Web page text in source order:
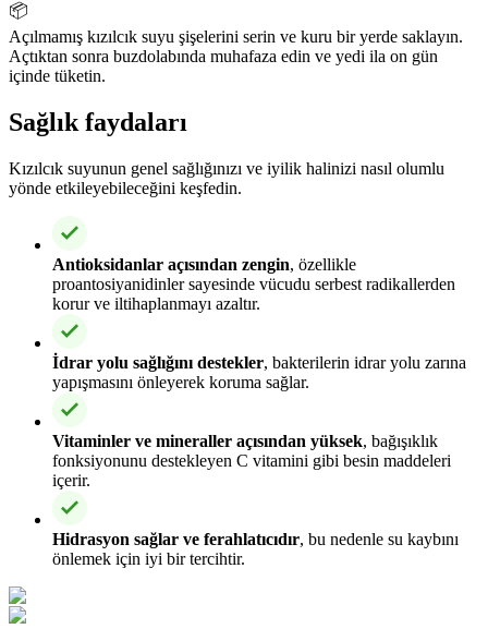
📦
Açılmamış kızılcık suyu şişelerini serin ve kuru bir yerde saklayın.
Açtıktan sonra buzdolabında muhafaza edin ve yedi ila on gün
içinde tüketin.
Sağlık faydaları
Kızılcık suyunun genel sağlığınızı ve iyilik halinizi nasıl olumlu
yönde etkileyebileceğini keşfedin.
Antioksidanlar açısından zengin, özellikle
proantosiyanidinler sayesinde vücudu serbest radikallerden
korur ve iltihaplanmayı azaltır.
İdrar yolu sağlığını destekler, bakterilerin idrar yolu zarına
yapışmasını önleyerek koruma sağlar.
Vitaminler ve mineraller açısından yüksek, bağışıklık
fonksiyonunu destekleyen C vitamini gibi besin maddeleri
içerir.
Hidrasyon sağlar ve ferahlatıcıdır, bu nedenle su kaybını
önlemek için iyi bir tercihtir.